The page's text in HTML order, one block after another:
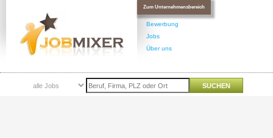
Zum Unternehmensbereich
Bewerbung
Jobs
Über uns